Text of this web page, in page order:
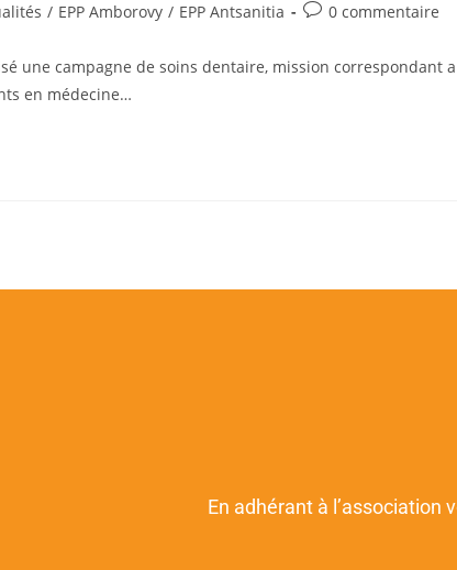
/ EPP Amborovy / EPP Antsanitia 0 commentaire
une campagne de soins dentaire, mission correspondant
en médecine…
En adhérant à l’association